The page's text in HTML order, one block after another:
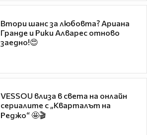
Втори шанс за любовта? Ариана
Гранде и Рики Алварес отново
заедно!😍
VESSOU влиза в света на онлайн
сериалите с „Кварталът на
Реджо“ 🤩🎬